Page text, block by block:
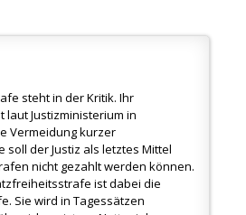
steht in der Kritik. Ihr
laut Justizministerium in
Vermeidung kurzer
soll der Justiz als letztes Mittel
nicht gezahlt werden können.
ist dabei die
Sie wird in Tagessätzen